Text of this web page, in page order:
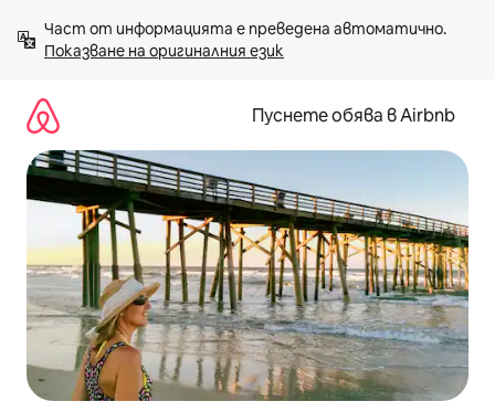
към
съдържанието
Показване на оригиналния език
Пуснете обява в Airbnb